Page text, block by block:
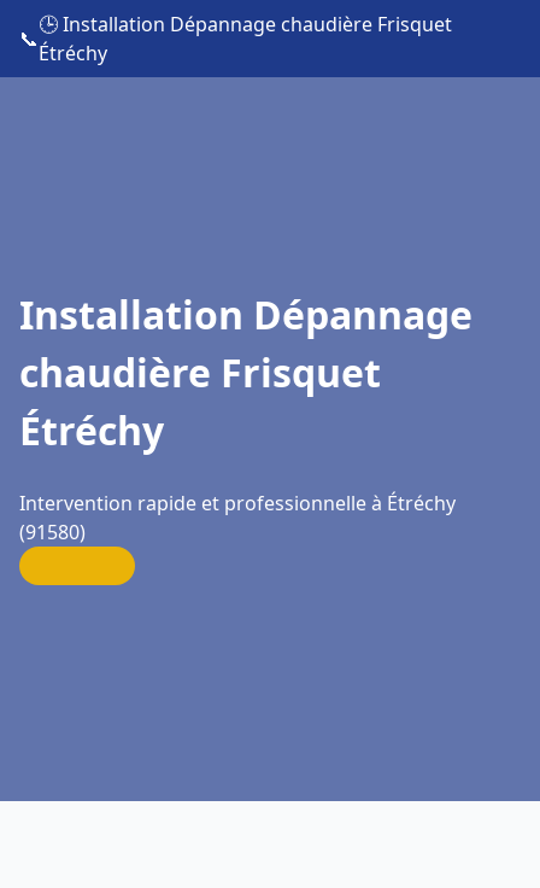
📞
🕒 Installation Dépannage chaudière Frisquet
Étréchy
Installation Dépannage
chaudière Frisquet
Étréchy
Intervention rapide et professionnelle à Étréchy
(91580)